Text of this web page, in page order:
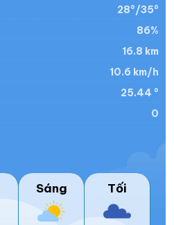
28°/35°
86%
16.8 km
10.6 km/h
25.44 °
0
Sáng Tối